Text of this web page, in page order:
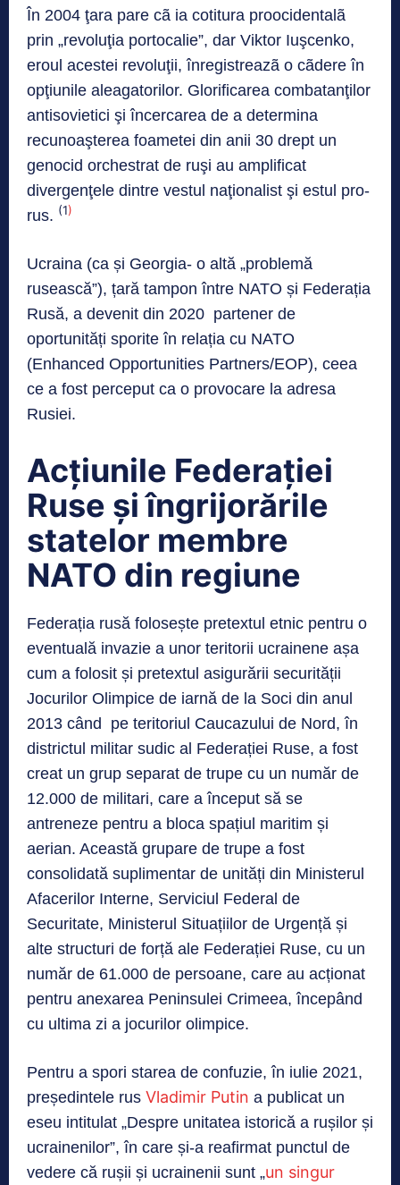
În 2004 ţara pare cã ia cotitura proocidentalã
prin „revoluţia portocalie”, dar Viktor Iuşcenko,
eroul acestei revoluţii, înregistreazã o cãdere în
opţiunile aleagatorilor. Glorificarea combatanţilor
antisovietici şi încercarea de a determina
recunoaşterea foametei din anii 30 drept un
genocid orchestrat de ruşi au amplificat
divergenţele dintre vestul naţionalist şi estul pro-
rus. (1)
Ucraina (ca și Georgia- o altă „problemă
rusească”), țară tampon între NATO și Federația
Rusă, a devenit din 2020 partener de
oportunități sporite în relația cu NATO
(Enhanced Opportunities Partners/EOP), ceea
ce a fost perceput ca o provocare la adresa
Rusiei.
Acțiunile Federației
Ruse și îngrijorările
statelor membre
NATO din regiune
Federația rusă folosește pretextul etnic pentru o
eventuală invazie a unor teritorii ucrainene așa
cum a folosit și pretextul asigurării securității
Jocurilor Olimpice de iarnă de la Soci din anul
2013 când pe teritoriul Caucazului de Nord, în
districtul militar sudic al Federației Ruse, a fost
creat un grup separat de trupe cu un număr de
12.000 de militari, care a început să se
antreneze pentru a bloca spațiul maritim și
aerian. Această grupare de trupe a fost
consolidată suplimentar de unități din Ministerul
Afacerilor Interne, Serviciul Federal de
Securitate, Ministerul Situațiilor de Urgență și
alte structuri de forță ale Federației Ruse, cu un
număr de 61.000 de persoane, care au acționat
pentru anexarea Peninsulei Crimeea, începând
cu ultima zi a jocurilor olimpice.
Pentru a spori starea de confuzie, în iulie 2021,
președintele rus Vladimir Putin a publicat un
eseu intitulat „Despre unitatea istorică a rușilor și
ucrainenilor”, în care și-a reafirmat punctul de
vedere că rușii și ucrainenii sunt „un singur